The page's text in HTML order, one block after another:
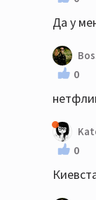
Да у
0
0